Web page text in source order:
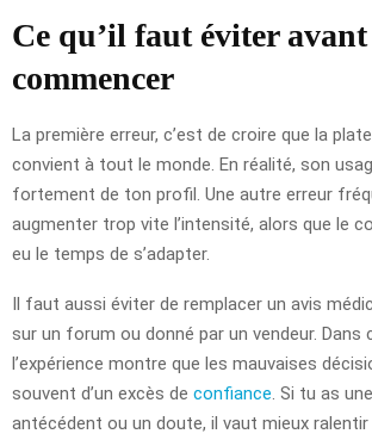
Ce qu’il faut éviter
commencer
La première erreur, c’est de croire que la
convient à tout le monde. En réalité, son
fortement de ton profil. Une autre erreur
augmenter trop vite l’intensité, alors que le
eu le temps de s’adapter.
Il faut aussi éviter de remplacer un avis
sur un forum ou donné par un vendeur. Dans
l’expérience montre que les mauvaises
souvent d’un excès de confiance . Si tu as
antécédent ou un doute, il vaut mieux